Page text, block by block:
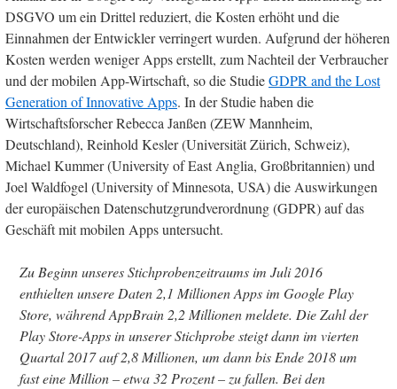
DSGVO um ein Drittel reduziert, die Kosten erhöht und die
Einnahmen der Entwickler verringert wurden. Aufgrund der höheren
Kosten werden weniger Apps erstellt, zum Nachteil der Verbraucher
und der mobilen App-Wirtschaft, so die StudieGDPR and the Lost
Generation of Innovative Apps. In der Studie haben die
Wirtschaftsforscher Rebecca Janßen (ZEW Mannheim,
Deutschland), Reinhold Kesler (Universität Zürich, Schweiz),
Michael Kummer (University of East Anglia, Großbritannien) und
Joel Waldfogel (University of Minnesota, USA) die Auswirkungen
der europäischen Datenschutzgrundverordnung (GDPR) auf das
Geschäft mit mobilen Apps untersucht.
Zu Beginn unseres Stichprobenzeitraums im Juli 2016
enthielten unsere Daten 2,1 Millionen Apps im Google Play
Store, während AppBrain 2,2 Millionen meldete. Die Zahl der
Play Store-Apps in unserer Stichprobe steigt dann im vierten
Quartal 2017 auf 2,8 Millionen, um dann bis Ende 2018 um
fast eine Million – etwa 32 Prozent – zu fallen. Bei den